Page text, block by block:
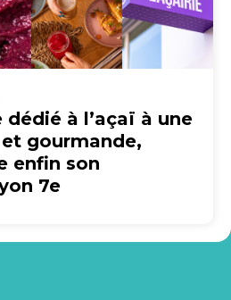
dédié à l’açaï à une
gourmande,
enfin son
7e